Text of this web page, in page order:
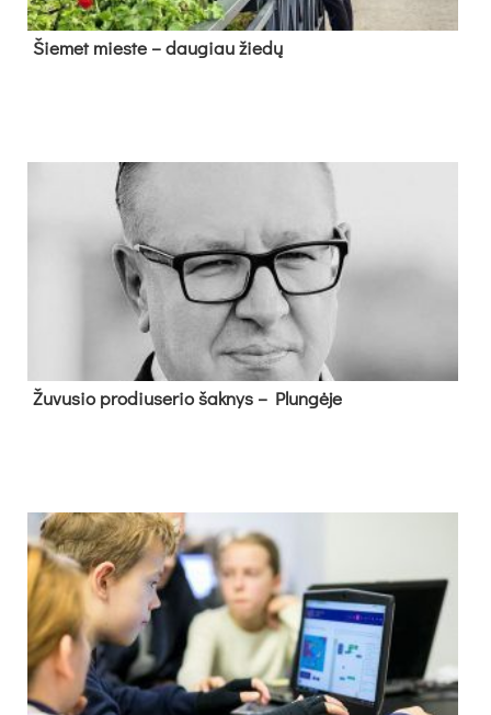
Šie­met mies­te – dau­giau žie­dų
Žu­vu­sio pro­diu­se­rio šak­nys – Plun­gė­je